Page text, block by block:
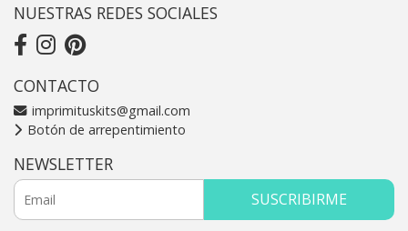
NUESTRAS REDES SOCIALES
CONTACTO
imprimituskits@gmail.com
Botón de arrepentimiento
NEWSLETTER
SUSCRIBIRME